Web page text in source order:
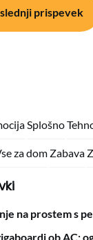
prispevek
Splošno
za dom Zabava
na prostem s
ob AC: